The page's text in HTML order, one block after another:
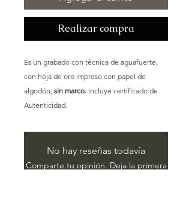
Realizar compra
Es un grabado con técnica de aguafuerte,
con hoja de oro impreso con papel de
algodón, sin marco. Incluye certificado de
Autenticidad.
No hay reseñas todavía
Comparte tu opinión. Deja la primera